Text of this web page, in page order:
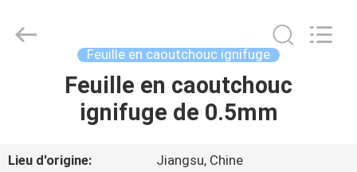
MAISON
Commerce
Feuille en caoutchouc ignifuge
Feuille en caoutchouc
ignifuge de 0.5mm
Lieu d'origine:
Jiangsu, Chine